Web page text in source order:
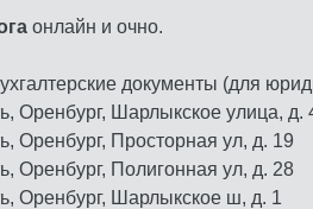
онлайн и очно.
документы (для
Оренбург, Шарлыкское улица, д.
Оренбург, Просторная ул, д. 19
Оренбург, Полигонная ул, д. 28
Оренбург, Шарлыкское ш, д. 1